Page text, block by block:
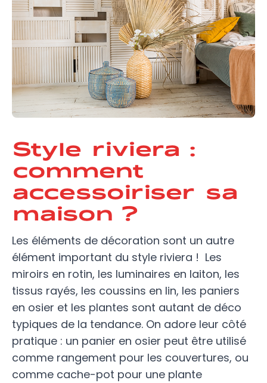
Style riviera :
comment
accessoiriser sa
maison ?
Les éléments de décoration sont un autre
élément important du style riviera ! Les
miroirs en rotin, les luminaires en laiton, les
tissus rayés, les coussins en lin, les paniers
en osier et les plantes sont autant de déco
typiques de la tendance. On adore leur côté
pratique : un panier en osier peut être utilisé
comme rangement pour les couvertures, ou
comme cache-pot pour une plante